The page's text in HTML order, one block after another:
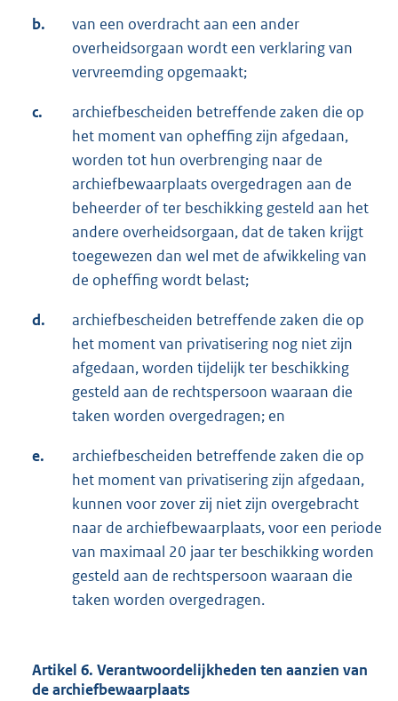
b.
van een overdracht aan een ander
overheidsorgaan wordt een verklaring van
vervreemding opgemaakt;
c.
archiefbescheiden betreffende zaken die op
het moment van opheffing zijn afgedaan,
worden tot hun overbrenging naar de
archiefbewaarplaats overgedragen aan de
beheerder of ter beschikking gesteld aan het
andere overheidsorgaan, dat de taken krijgt
toegewezen dan wel met de afwikkeling van
de opheffing wordt belast;
d.
archiefbescheiden betreffende zaken die op
het moment van privatisering nog niet zijn
afgedaan, worden tijdelijk ter beschikking
gesteld aan de rechtspersoon waaraan die
taken worden overgedragen; en
e.
archiefbescheiden betreffende zaken die op
het moment van privatisering zijn afgedaan,
kunnen voor zover zij niet zijn overgebracht
naar de archiefbewaarplaats, voor een periode
van maximaal 20 jaar ter beschikking worden
gesteld aan de rechtspersoon waaraan die
taken worden overgedragen.
Artikel 6. Verantwoordelijkheden ten aanzien van
de archiefbewaarplaats